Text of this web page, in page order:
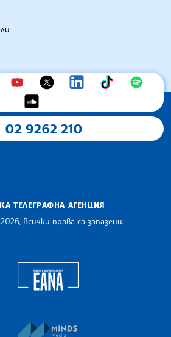
02 9262 210
ТЕЛЕГРАФНА АГЕНЦИЯ
Всички права са запазени.
Assocoation of the Balkan News Agencies
Newsroom